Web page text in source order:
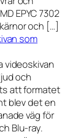
EPYC 7302
och […]
som
videoskivan
och
att formatet
blev det en
väg för
Blu-ray.